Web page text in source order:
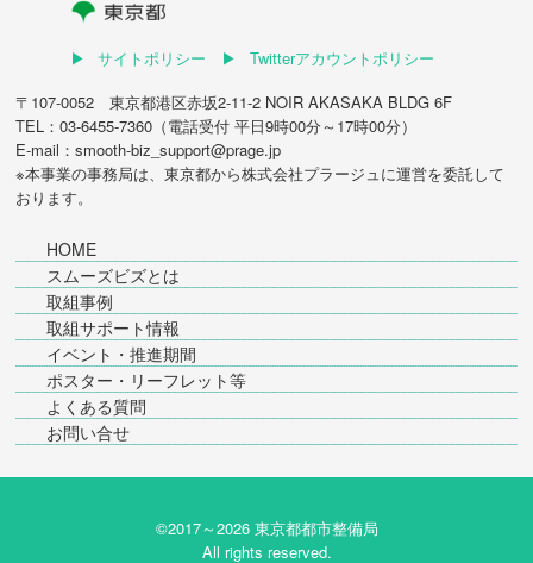
サイトポリシー
Twitterアカウントポリシー
〒107-0052 東京都港区赤坂2-11-2 NOIR AKASAKA BLDG 6F
TEL：03-6455-7360（電話受付 平日9時00分～17時00分）
E-mail：smooth-biz_support@prage.jp
※本事業の事務局は、東京都から株式会社プラージュに運営を委託して
おります。
HOME
スムーズビズとは
取組事例
取組サポート情報
イベント・推進期間
ポスター・リーフレット等
よくある質問
お問い合せ
©2017～2026 東京都都市整備局
All rights reserved.